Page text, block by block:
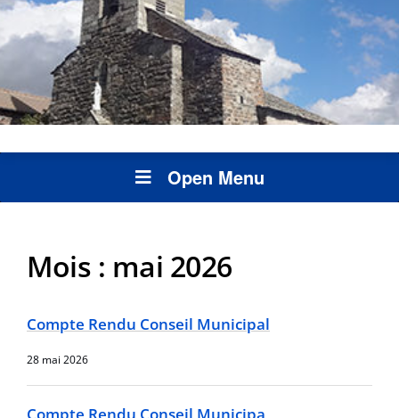
Open Menu
Mois : mai 2026
Compte Rendu Conseil Municipal
28 mai 2026